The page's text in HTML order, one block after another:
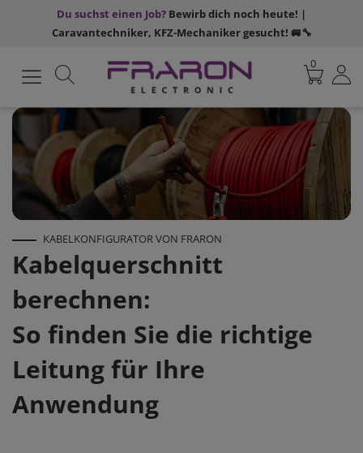
Du suchst einen Job? Bewirb dich noch heute! |
Caravantechniker, KFZ-Mechaniker gesucht! 🚐🔧
0
KABELKONFIGURATOR VON FRARON
Kabelquerschnitt
berechnen:
So finden Sie die richtige
Leitung für Ihre
Anwendung